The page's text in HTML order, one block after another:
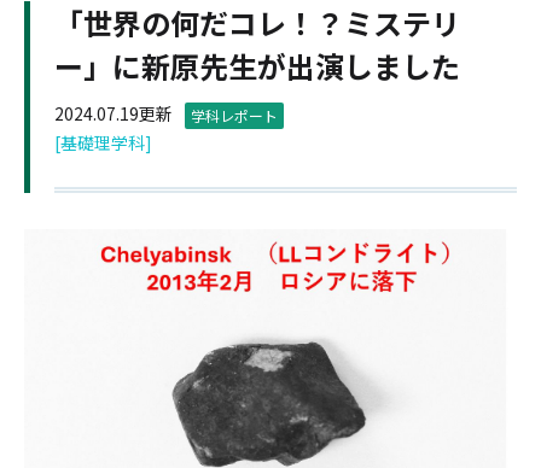
「世界の何だコレ！？ミステリ
ー」に新原先生が出演しました
2024.07.19更新 学科レポート
[基礎理学科]